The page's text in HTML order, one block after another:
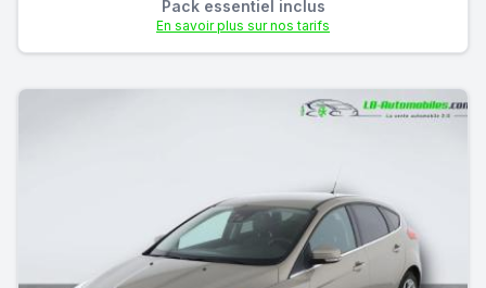
Pack essentiel inclus
En savoir plus sur nos tarifs